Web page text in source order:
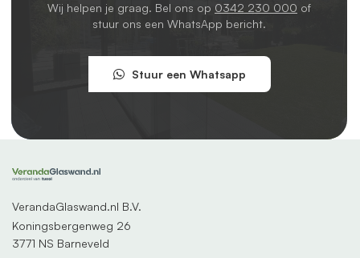
Wij helpen je graag. Bel ons op 0342 230 000 of
stuur ons een WhatsApp bericht.
Stuur een Whatsapp
VerandaGlaswand.nl B.V.
Koningsbergenweg 26
3771 NS Barneveld